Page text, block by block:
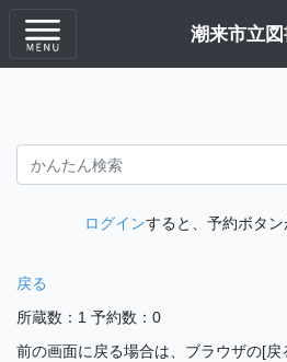
潮来市立
ログインすると、予約ボタン
戻る
所蔵数：1 予約数：0
前の画面に戻る場合は、ブラウザの[